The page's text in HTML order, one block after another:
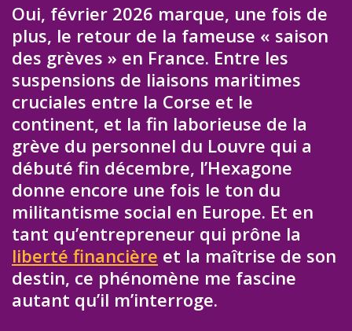
Oui, février 2026 marque, une fois de
plus, le retour de la fameuse « saison
des grèves » en France. Entre les
suspensions de liaisons maritimes
cruciales entre la Corse et le
continent, et la fin laborieuse de la
grève du personnel du Louvre qui a
débuté fin décembre, l’Hexagone
donne encore une fois le ton du
militantisme social en Europe. Et en
tant qu’entrepreneur qui prône la
liberté financière et la maîtrise de son
destin, ce phénomène me fascine
autant qu’il m’interroge.